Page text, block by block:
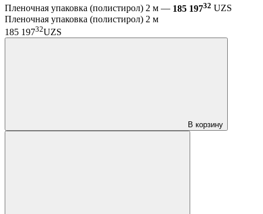
Пленочная упаковка (полистирол) 2 м — 185 19732 UZS
Пленочная упаковка (полистирол) 2 м
185 19732UZS
В корзину